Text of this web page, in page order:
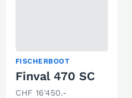
FISCHERBOOT
Finval 470 SC
CHF 16'450.-